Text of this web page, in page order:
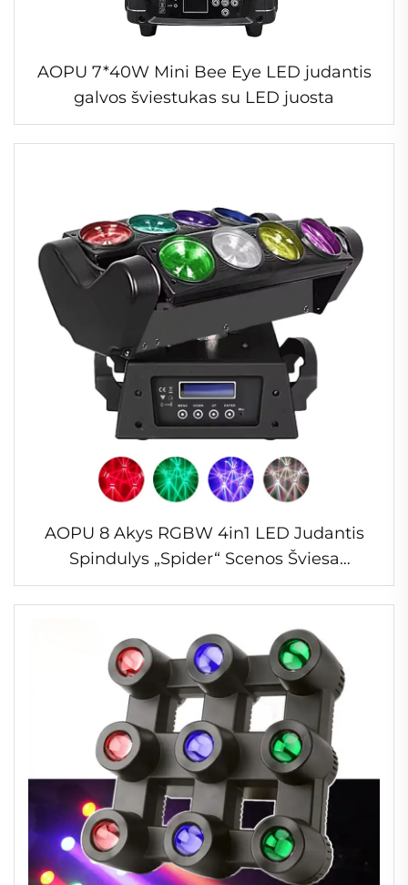
AOPU 7*40W Mini Bee Eye LED judantis
galvos šviestukas su LED juosta
AOPU 8 Akys RGBW 4in1 LED Judantis
Spindulys „Spider“ Scenos Šviesa
Diskotekai Dj DMX Šviesa